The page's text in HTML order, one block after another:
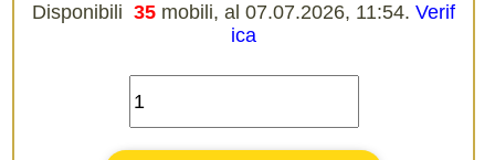
Disponibili 35 mobili, al 07.07.2026, 11:54. Verif
ica